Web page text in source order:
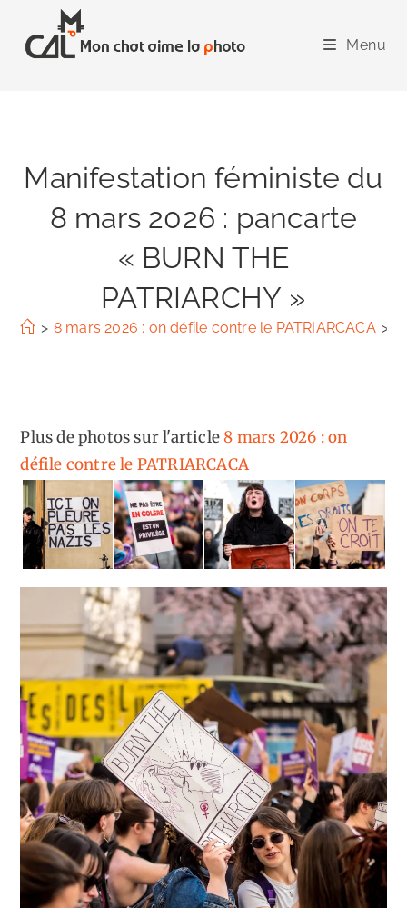
content
Menu
Manifestation féministe du
8 mars 2026 : pancarte
« BURN THE
PATRIARCHY »
> 8 mars 2026 : on défile contre le PATRIARCACA >
Plus de photos sur l'article8 mars 2026 : on
défile contre le PATRIARCACA